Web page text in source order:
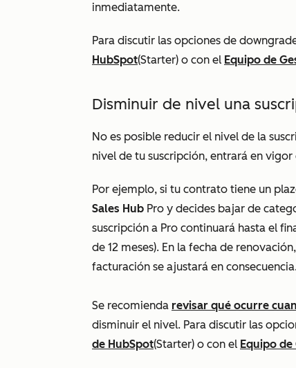
inmediatamente.
Para discutir las opciones de
HubSpot(Starter) o con el Equipo de
Disminuir de nivel una
No es posible reducir el nivel de la
nivel de tu suscripción, entrará en
Por ejemplo, si tu contrato tiene un
Sales Hub Pro y decides bajar de
suscripción a Pro continuará hasta el
de 12 meses). En la fecha de
facturación se ajustará en
Se recomienda revisar qué ocurre
disminuir el nivel. Para discutir las
de HubSpot(Starter) o con el Equipo